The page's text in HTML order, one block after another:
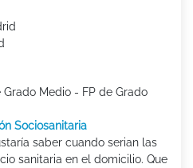
Medio - FP de Grado
Sociosanitaria
saber cuando serian las
sanitaria en el domicilio. Que